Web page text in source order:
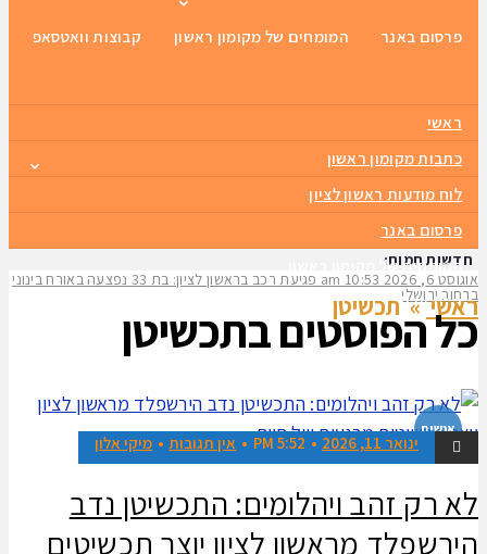
פרסום באנר המומחים של מקומון ראשון קבוצות וואטסאפ
ראשי
כתבות מקומון ראשון
לוח מודעות ראשון לציון
פרסום באנר
המומחים של מקומון ראשון
קבוצות וואטסאפ
חדשות חמות:
אוגוסט 6, 2026
10:53 am פגיעת רכב בראשון לציון: בת 33 נפצעה באורח בינוני
ברחוב ירושלים
ראשי » תכשיטן
כל הפוסטים בתכשיטן
אנשים
ינואר 11, 2026 5:52 PM אין תגובות מיקי אלון
לא רק זהב ויהלומים: התכשיטן נדב
הירשפלד מראשון לציון יוצר תכשיטים